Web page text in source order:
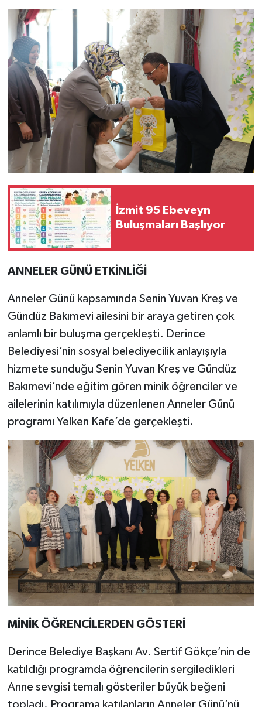
İzmit 95 Ebeveyn
Buluşmaları Başlıyor
ANNELER GÜNÜ ETKİNLİĞİ
Anneler Günü kapsamında Senin Yuvan Kreş ve
Gündüz Bakımevi ailesini bir araya getiren çok
anlamlı bir buluşma gerçekleşti. Derince
Belediyesi’nin sosyal belediyecilik anlayışıyla
hizmete sunduğu Senin Yuvan Kreş ve Gündüz
Bakımevi’nde eğitim gören minik öğrenciler ve
ailelerinin katılımıyla düzenlenen Anneler Günü
programı Yelken Kafe’de gerçekleşti.
MİNİK ÖĞRENCİLERDEN GÖSTERİ
Derince Belediye Başkanı Av. Sertif Gökçe’nin de
katıldığı programda öğrencilerin sergiledikleri
Anne sevgisi temalı gösteriler büyük beğeni
topladı. Programa katılanların Anneler Günü’nü